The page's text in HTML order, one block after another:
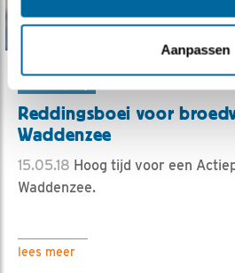
Aanpassen
Reddingsboei voor
Waddenzee
15.05.18 Hoog tijd voor een
Waddenzee.
lees meer